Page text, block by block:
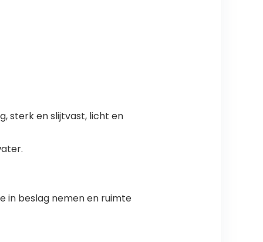
sterk en slijtvast, licht en
in beslag nemen en ruimte